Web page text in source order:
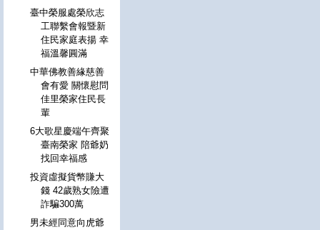
臺中榮服處榮欣志
工聯繫會報暨新
住民家庭表揚 幸
福溫馨圓滿
中華佛教善緣慈善
會有愛 關懷慰問
佳里榮家住民長
輩
6大歌星慶端午齊聚
臺南榮家 陪爺奶
找回幸福感
投資虛擬貨幣賺大
錢 42歲熟女險遭
詐騙300萬
男未經同意向虎爺